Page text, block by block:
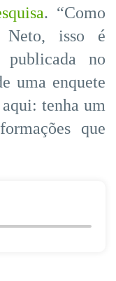
. “Como
Neto, isso é
publicada no
uma enquete
tenha um
que